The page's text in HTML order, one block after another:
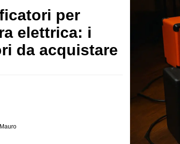
per
elettrica: i
da acquistare